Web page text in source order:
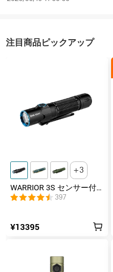
注目商品ピックアップ
3
WARRIOR 3S センサー付
きタクティカルライト マ
グネット充電式 懐中電灯
397
¥13395